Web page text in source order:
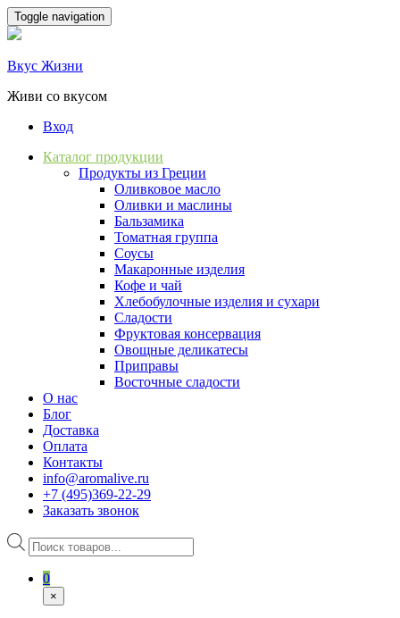
Skip
to
Toggle navigation
Вкус Жизни
Живи со вкусом
Вход
Каталог продукции
Продукты из Греции
Оливковое масло
Оливки и маслины
Бальзамика
Томатная группа
Соусы
Макаронные изделия
Кофе и чай
Хлебобулочные изделия и сухари
Сладости
Фруктовая консервация
Овощные деликатесы
Приправы
Восточные сладости
О нас
Блог
Доставка
Оплата
Контакты
info@aromalive.ru
+7 (495)369-22-29
Заказать звонок
Поиск
товаров
0
×